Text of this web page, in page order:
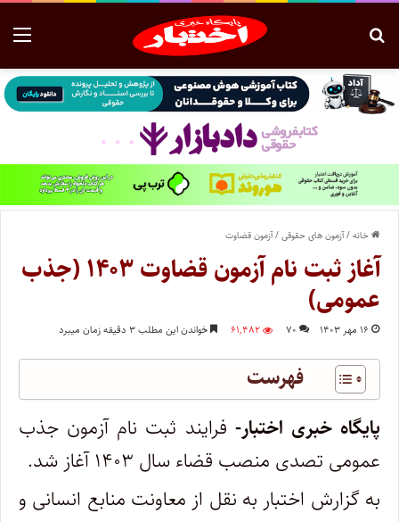
خانه/آزمون های حقوقی/آزمون قضاوت
آغاز ثبت نام آزمون قضاوت ۱۴۰۳ (جذب
عمومی)
۱۶ مهر ۱۴۰۳ ۷۰ ۶۱,۴۸۲ خواندن این مطلب ۳ دقیقه زمان میبرد
فهرست
پایگاه خبری اختبار- فرایند ثبت نام آزمون جذب
عمومی ‌تصدی منصب قضاء سال ۱۴۰۳ آغاز شد.
به گزارش اختبار به نقل از معاونت منابع انسانی و